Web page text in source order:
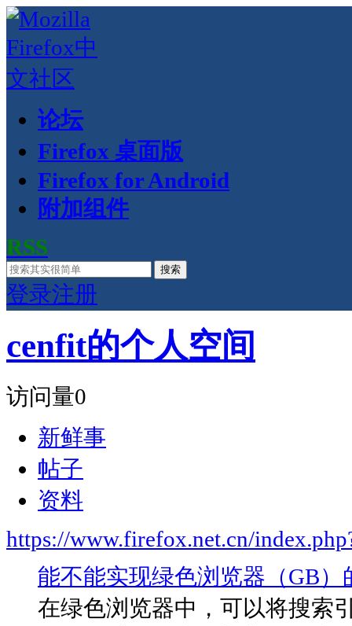
论坛
Firefox 桌面版
Firefox for Android
附加组件
RSS
搜索
登录注册
cenfit的个人空间
访问量0
新鲜事
帖子
资料
https://www.firefox.net.cn/
能不能实现绿色浏览器（GB）
在绿色浏览器中，可以将搜索